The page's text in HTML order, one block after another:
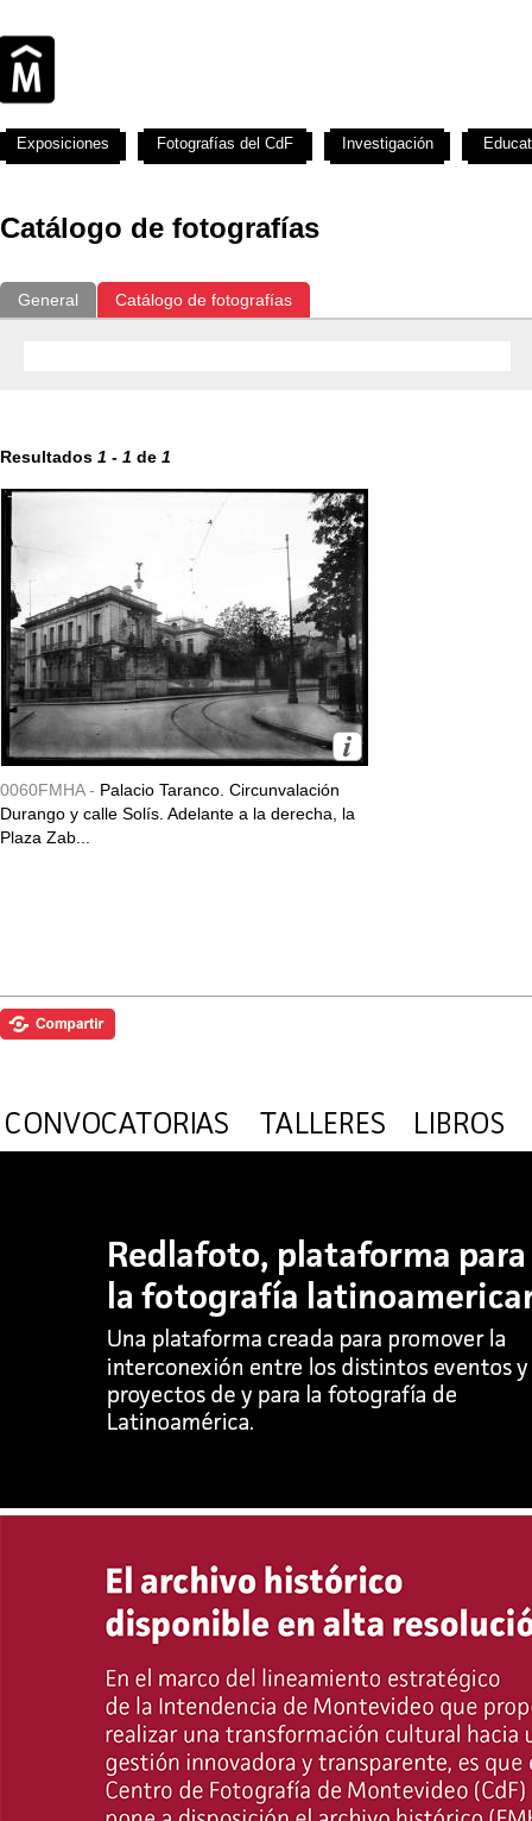
Catálogo de fotografías
General Catálogo de fotografías
Resultados 1 - 1 de 1
0060FMHA - Palacio Taranco. Circunvalación
Durango y calle Solís. Adelante a la derecha, la
Plaza Zab...
Exposiciones Fotografías del CdF Investigación